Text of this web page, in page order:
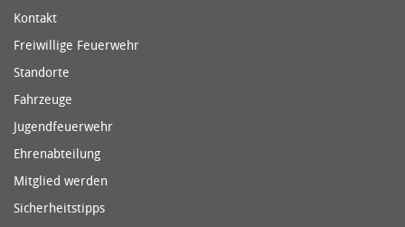
Kontakt
Freiwillige Feuerwehr
Standorte
Fahrzeuge
Jugendfeuerwehr
Ehrenabteilung
Mitglied werden
Sicherheitstipps